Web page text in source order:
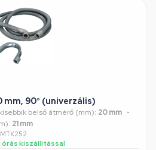
mm, 90° (univerzális)
kisebbik belső átmérő (mm): 20 mm
21 mm
kiszállítással